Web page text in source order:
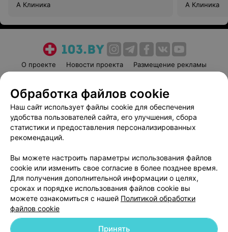
А Клиника А Клиника
О проекте Новости проекта
Размещение рекламы
Пользовательское соглашение
Способы оплаты
Вакансии
Партнеры
Написать руководителю 103.by
Обработка персональных данных
Обработка файлов cookie
Наш сайт использует файлы cookie для обеспечения
удобства пользователей сайта, его улучшения, сбора
статистики и предоставления персонализированных
рекомендаций.
Вы можете настроить параметры использования файлов
cookie или изменить свое согласие в более позднее время.
Для получения дополнительной информации о целях,
сроках и порядке использования файлов cookie вы
можете ознакомиться с нашей Политикой обработки
файлов cookie
Принять